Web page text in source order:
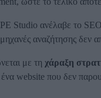
Studio ανέλαβε το SEO
αναζήτησης δεν
με τη χάραξη
website που δεν